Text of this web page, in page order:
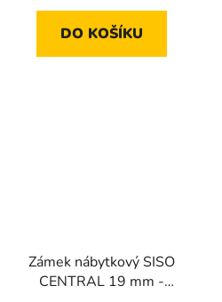
DO KOŠÍKU
Zámek nábytkový SISO
CENTRAL 19 mm -